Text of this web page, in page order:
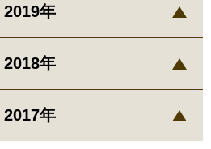
2019年
2018年
2017年